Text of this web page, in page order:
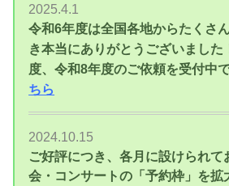
2025.4.1
令和6年度は全国各地からたくさ
き本当にありがとうございました
度、令和8年度のご依頼を受付中
ちら
2024.10.15
ご好評につき、各月に設けられて
会・コンサートの「予約枠」を拡